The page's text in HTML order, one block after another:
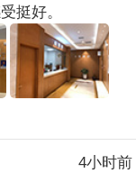
挺好。
4小时前